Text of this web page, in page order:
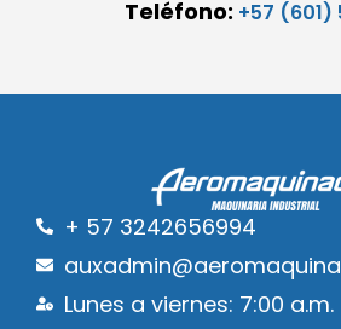
Teléfono: +57 (601)
+ 57 3242656994
Lunes a viernes: 7:00